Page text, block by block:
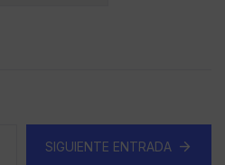
SIGUIENTE ENTRADA